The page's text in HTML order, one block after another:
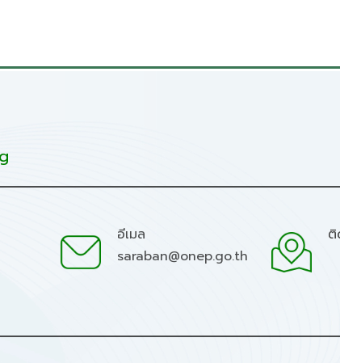
อีเมล
saraban@onep.go.th
ติ